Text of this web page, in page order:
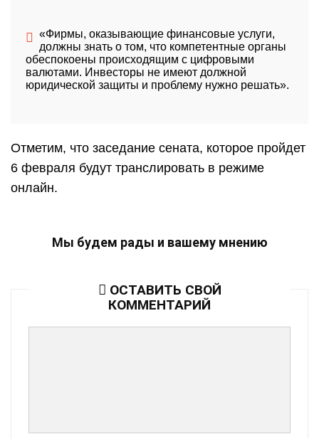
«Фирмы, оказывающие финансовые услуги,
должны знать о том, что компетентные органы
обеспокоены происходящим с цифровыми
валютами. Инвесторы не имеют должной
юридической защиты и проблему нужно решать».
Отметим, что заседание сената, которое пройдет
6 февраля будут транслировать в режиме
онлайн.
Мы будем рады и вашему мнению
ОСТАВИТЬ СВОЙ
КОММЕНТАРИЙ